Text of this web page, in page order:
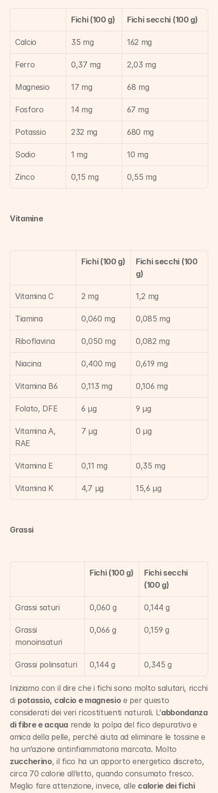
Fichi (100 g) Fichi secchi (100 g)
Calcio 35 mg 162 mg
Ferro 0,37 mg 2,03 mg
Magnesio 17 mg 68 mg
Fosforo 14 mg 67 mg
Potassio 232 mg 680 mg
Sodio 1 mg 10 mg
Zinco 0,15 mg 0,55 mg
Vitamine
Fichi (100 g)
Fichi secchi (100
g)
Vitamina C 2 mg 1,2 mg
Tiamina 0,060 mg 0,085 mg
Riboflavina 0,050 mg 0,082 mg
Niacina 0,400 mg 0,619 mg
Vitamina B6 0,113 mg 0,106 mg
Folato, DFE 6 µg 9 µg
Vitamina A,
RAE
7 µg 0 µg
Vitamina E 0,11 mg 0,35 mg
Vitamina K 4,7 µg 15,6 µg
Grassi
Fichi (100 g)
Fichi secchi
(100 g)
Grassi saturi 0,060 g 0,144 g
Grassi
monoinsaturi
0,066 g 0,159 g
Grassi polinsaturi 0,144 g 0,345 g
Iniziamo con il dire che i fichi sono molto salutari, ricchi
di potassio, calcio e magnesio e per questo
considerati dei veri ricostituenti naturali. L’abbondanza
di fibre e acqua rende la polpa del fico depurativa e
amica della pelle, perché aiuta ad eliminare le tossine e
zuccherino, il fico ha un apporto energetico discreto,
circa 70 calorie all’etto, quando consumato fresco.
Meglio fare attenzione, invece, alle calorie dei fichi